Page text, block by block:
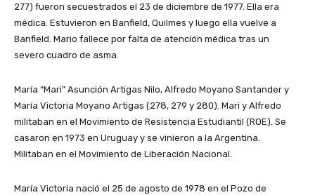
277) fueron secuestrados el 23 de diciembre de 1977. Ella era
médica. Estuvieron en Banfield, Quilmes y luego ella vuelve a
Banfield. Mario fallece por falta de atención médica tras un
severo cuadro de asma.
María “Mari” Asunción Artigas Nilo, Alfredo Moyano Santander y
María Victoria Moyano Artigas (278, 279 y 280). Mari y Alfredo
militaban en el Movimiento de Resistencia Estudiantil (ROE). Se
casaron en 1973 en Uruguay y se vinieron a la Argentina.
Militaban en el Movimiento de Liberación Nacional.
María Victoria nació el 25 de agosto de 1978 en el Pozo de